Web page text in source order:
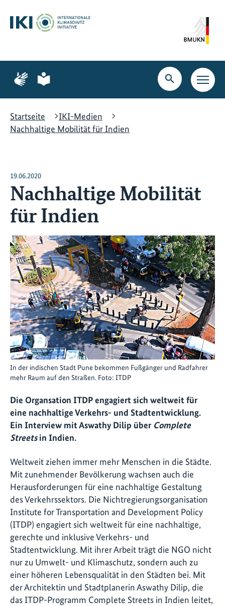
Hauptinhalt
springen
Suche
springen
Hauptnavigation
springen
Zur
Seite
Gebärdensprache
Zur
Seite
leichte
Suche
öffnen
Startseite
IKI-Medien
Nachhaltige Mobilität für Indien
19.06.2020
Nachhaltige Mobilität
für Indien
In der indischen Stadt Pune bekommen Fußgänger und Radfahrer
mehr Raum auf den Straßen. Foto: ITDP
Die Organsation ITDP engagiert sich weltweit für
eine nachhaltige Verkehrs- und Stadtentwicklung.
Ein Interview mit Aswathy Dilip über Complete
Streetsin Indien.
Weltweit ziehen immer mehr Menschen in die Städte.
Mit zunehmender Bevölkerung wachsen auch die
Herausforderungen für eine nachhaltige Gestaltung
des Verkehrssektors. Die Nichtregierungsorganisation
Institute for Transportation and Development Policy
(ITDP) engagiert sich weltweit für eine nachhaltige,
gerechte und inklusive Verkehrs- und
Stadtentwicklung. Mit ihrer Arbeit trägt die NGO nicht
nur zu Umwelt- und Klimaschutz, sondern auch zu
einer höheren Lebensqualität in den Städten bei. Mit
der Architektin und Stadtplanerin Aswathy Dilip, die
das ITDP-Programm Complete Streets in Indien leitet,